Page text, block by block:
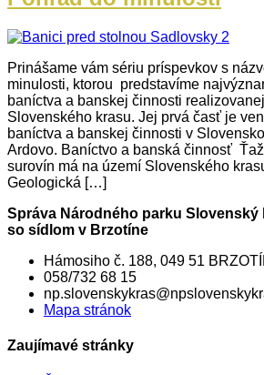
Prinášame vám sériu príspevkov s
minulosti, ktorou predstavíme
baníctva a banskej činnosti
Slovenského krasu. Jej prvá časť je
baníctva a banskej činnosti v
Ardovo. Baníctvo a banská činnosť
surovín má na území Slovenského
Geologická […]
Správa Národného parku Slovenský
so sídlom v Brzotíne
Hámosiho č. 188, 049 51
058/732 68 15
Mapa stránok
Zaujímavé stránky